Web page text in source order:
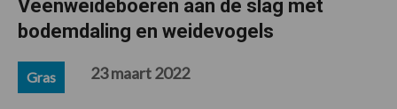
Veenweideboeren aan de slag met
bodemdaling en weidevogels
Gras 23 maart 2022